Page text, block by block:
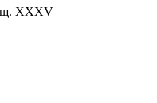
XXXV